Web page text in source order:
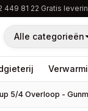
449 81 22·Gratis
Alle categorieën
5/4 Overloop -